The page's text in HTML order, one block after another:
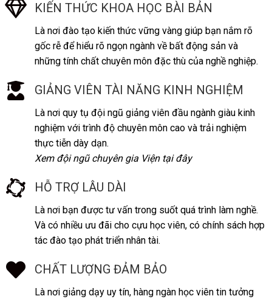
KIẾN THỨC KHOA HỌC BÀI BẢN
Là nơi đào tạo kiến thức vững vàng giúp bạn nắm rõ
gốc rễ để hiểu rõ ngọn ngành về bất động sản và
những tính chất chuyên môn đặc thù của nghề nghiệp.
GIẢNG VIÊN TÀI NĂNG KINH NGHIỆM
Là nơi quy tụ đội ngũ giảng viên đầu ngành giàu kinh
nghiệm với trình độ chuyên môn cao và trải nghiệm
thực tiễn dày dạn.
Xem đội ngũ chuyên gia Viện tại đây
HỖ TRỢ LÂU DÀI
Là nơi bạn được tư vấn trong suốt quá trình làm nghề.
Và có nhiều ưu đãi cho cựu học viên, có chính sách hợp
tác đào tạo phát triển nhân tài.
CHẤT LƯỢNG ĐẢM BẢO
Là nơi giảng dạy uy tín, hàng ngàn học viên tin tưởng